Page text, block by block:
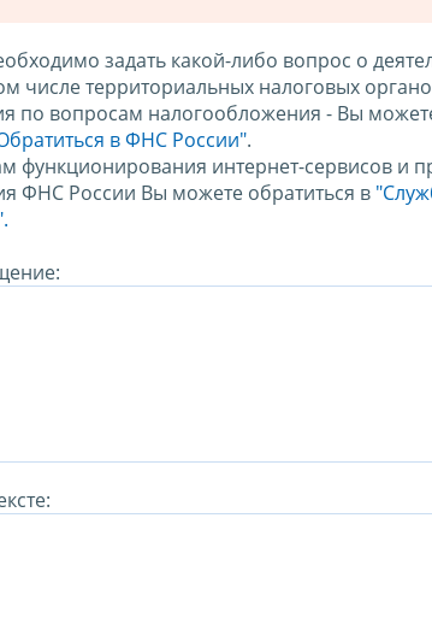
задать какой-либо вопрос о
числе территориальных налоговых
по вопросам налогообложения - Вы
в ФНС России".
функционирования интернет-сервисов и
ФНС России Вы можете обратиться в